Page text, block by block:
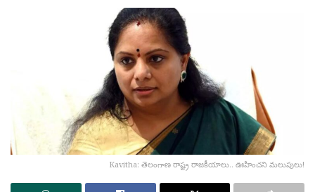
Kavitha: తెలంగాణ రాష్ట్ర రాజకీయాలు.. ఊహించని మలుపులు!